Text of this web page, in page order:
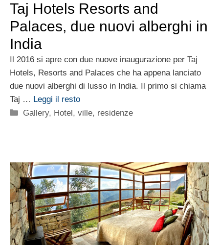
Taj Hotels Resorts and
Palaces, due nuovi alberghi in
India
Il 2016 si apre con due nuove inaugurazione per Taj
Hotels, Resorts and Palaces che ha appena lanciato
due nuovi alberghi di lusso in India. Il primo si chiama
Taj … Leggi il resto
Categorie
Gallery, Hotel, ville, residenze